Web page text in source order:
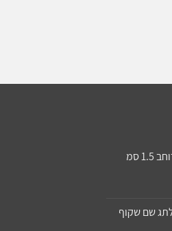
סמ
שם שקוף